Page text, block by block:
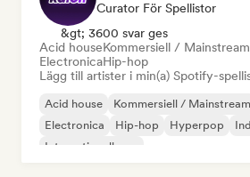
Curator För Spellistor
&gt; 3600 svar ges
Acid houseKommersiell / Mainstream
ElectronicaHip-hop
Lägg till artister i min(a) Spotify-
Acid house Kommersiell / Mainstream
Electronica
Hip-hop Hyperpop
Internationell pop